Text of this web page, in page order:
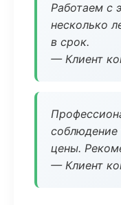
Работаем с
несколько
в срок.
— Клиент
соблюдение
цены.
— Клиент